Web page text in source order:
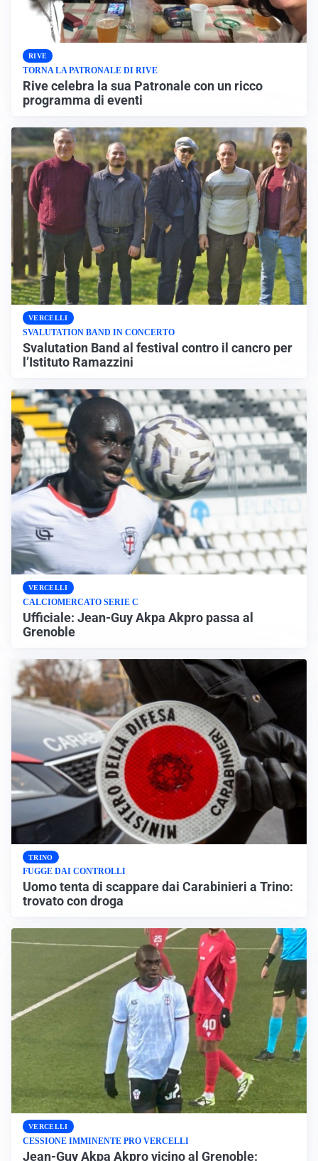
RIVE
TORNA LA PATRONALE DI RIVE
Rive celebra la sua Patronale con un ricco
programma di eventi
VERCELLI
SVALUTATION BAND IN CONCERTO
Svalutation Band al festival contro il cancro per
l’Istituto Ramazzini
VERCELLI
CALCIOMERCATO SERIE C
Ufficiale: Jean-Guy Akpa Akpro passa al
Grenoble
TRINO
FUGGE DAI CONTROLLI
Uomo tenta di scappare dai Carabinieri a Trino:
trovato con droga
VERCELLI
CESSIONE IMMINENTE PRO VERCELLI
Jean-Guy Akpa Akpro vicino al Grenoble: